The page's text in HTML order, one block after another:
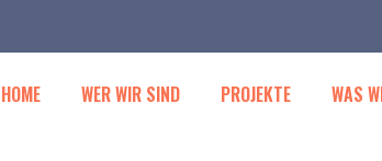
HOME WER WIR SIND PROJEKTE WAS